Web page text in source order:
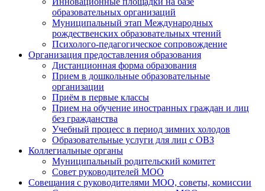
образовательных организаций
Муниципальный этап Международных
рождественских образовательных чтений
Психолого-педагогическое сопровождение
Организация предоставления образования
Дистанционная форма образования
Прием в дошкольные образовательные
организации
Приём в первые классы
Прием на обучение иностранных граждан и лиц
без гражданства
Учебный процесс в период зимних холодов
Образовательные услуги для лиц с ОВЗ
Коллегиальные органы
Муниципальный родительский комитет
Совет руководителей МОО
Совещания с руководителями МОО, советы, комиссии